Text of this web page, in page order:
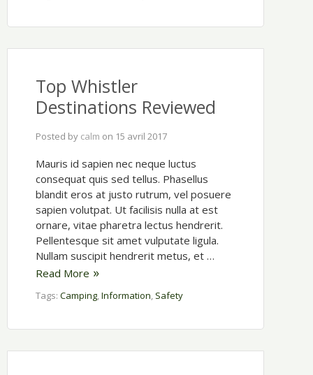
Top Whistler
Destinations Reviewed
Posted by calm on 15 avril 2017
Mauris id sapien nec neque luctus
consequat quis sed tellus. Phasellus
blandit eros at justo rutrum, vel posuere
sapien volutpat. Ut facilisis nulla at est
ornare, vitae pharetra lectus hendrerit.
Pellentesque sit amet vulputate ligula.
Nullam suscipit hendrerit metus, et …
Read More
Tags: Camping Information Safety